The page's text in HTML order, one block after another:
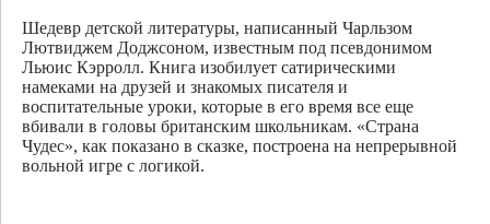
Шедевр детской литературы, написанный Чарльзом
Лютвиджем Доджсоном, известным под псевдонимом
Льюис Кэрролл. Книга изобилует сатирическими
намеками на друзей и знакомых писателя и
воспитательные уроки, которые в его время все еще
вбивали в головы британским школьникам. «Страна
Чудес», как показано в сказке, построена на непрерывной
вольной игре с логикой.